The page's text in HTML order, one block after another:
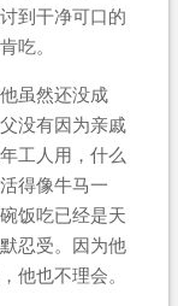
到干净可口的
吃。
虽然还没成
没有因为亲戚
工人用，什么
得像牛马一
饭吃已经是天
忍受。因为他
他也不理会。